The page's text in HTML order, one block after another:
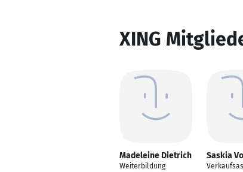
XING
Madeleine Dietrich
Weiterbildung
Saskia